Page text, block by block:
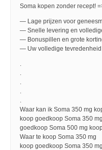
Soma kopen zonder recept!
— Lage prijzen voor
— Snelle levering en
— Bonuspillen en grote
— Uw volledige
.
.
.
.
.
Waar kan ik Soma 350 mg
koop goedkoop Soma 350
goedkoop Soma 500 mg
Waar te koop Soma 350 mg
koop goedkoop Soma 350 mg